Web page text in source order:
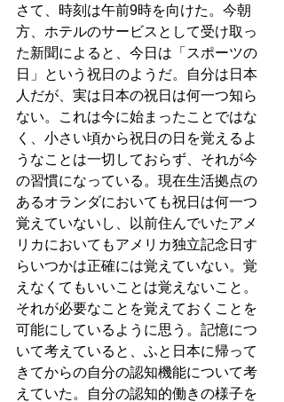
さて、時刻は午前9時を向けた。今朝
方、ホテルのサービスとして受け取っ
た新聞によると、今日は「スポーツの
日」という祝日のようだ。自分は日本
人だが、実は日本の祝日は何一つ知ら
ない。これは今に始まったことではな
く、小さい頃から祝日の日を覚えるよ
うなことは一切しておらず、それが今
の習慣になっている。現在生活拠点の
あるオランダにおいても祝日は何一つ
覚えていないし、以前住んでいたアメ
リカにおいてもアメリカ独立記念日す
らいつかは正確には覚えていない。覚
えなくてもいいことは覚えないこと。
それが必要なことを覚えておくことを
可能にしているように思う。記憶につ
いて考えていると、ふと日本に帰って
きてからの自分の認知機能について考
えていた。自分の認知的働きの様子を